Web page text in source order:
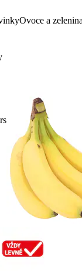
Ovoce a zelenina